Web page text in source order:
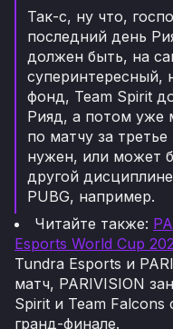
Так-с, ну что,
последний день
должен быть, на
суперинтересный,
фонд, Team Spirit
Рияд, а потом уже
по матчу за
нужен, или может
другой
PUBG, например.
Читайте также:
Esports World Cup
Tundra Esports и
матч, PARIVISION
Spirit и Team
гранд-финале.